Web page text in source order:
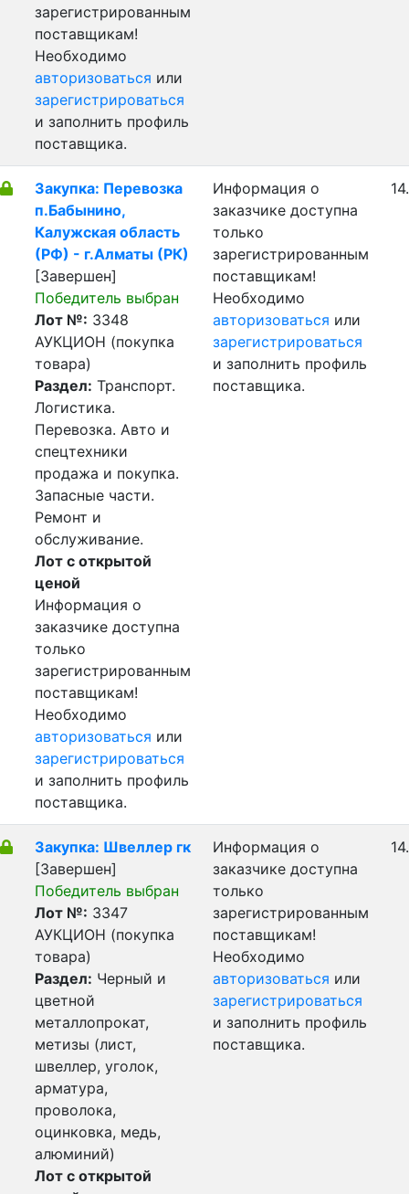
зарегистрированным
поставщикам!
Необходимо
авторизоваться или
зарегистрироваться
и заполнить профиль
поставщика.
Закупка: Перевозка
п.Бабынино,
Калужская область
(РФ) - г.Алматы (РК)
[Завершен]
Победитель выбран
Лот №: 3348
АУКЦИОН (покупка
товара)
Раздел: Транспорт.
Логистика.
Перевозка. Авто и
спецтехники
продажа и покупка.
Запасные части.
Ремонт и
обслуживание.
Лот с открытой
ценой
Информация о
заказчике доступна
только
зарегистрированным
поставщикам!
Необходимо
авторизоваться или
зарегистрироваться
и заполнить профиль
поставщика.
Информация о
заказчике доступна
только
зарегистрированным
поставщикам!
Необходимо
авторизоваться или
зарегистрироваться
и заполнить профиль
поставщика.
Закупка: Швеллер гк
[Завершен]
Победитель выбран
Лот №: 3347
АУКЦИОН (покупка
товара)
Раздел: Черный и
цветной
металлопрокат,
метизы (лист,
швеллер, уголок,
арматура,
проволока,
оцинковка, медь,
алюминий)
Лот с открытой
Информация о
заказчике доступна
только
зарегистрированным
поставщикам!
Необходимо
авторизоваться или
зарегистрироваться
и заполнить профиль
поставщика.